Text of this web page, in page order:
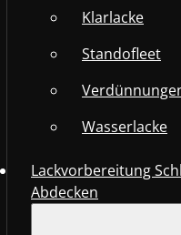
Klarlacke
Standofleet
Wasserlacke
Lackvorbereitung
Abdecken